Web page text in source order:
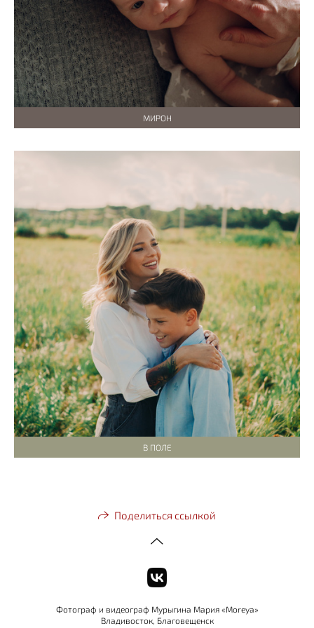
МИРОН
В ПОЛЕ
Поделиться ссылкой
Фотограф и видеограф Мурыгина Мария «Moreya»
Владивосток, Благовещенск